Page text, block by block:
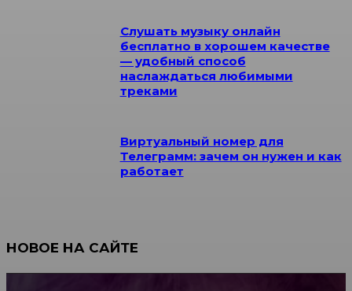
Слушать музыку онлайн
бесплатно в хорошем качестве
— удобный способ
наслаждаться любимыми
треками
Виртуальный номер для
Телеграмм: зачем он нужен и как
работает
НОВОЕ НА САЙТЕ